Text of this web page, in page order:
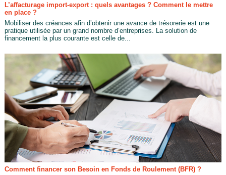
L’affacturage import-export : quels avantages ? Comment le mettre
en place ?
Mobiliser des créances afin d’obtenir une avance de trésorerie est une
pratique utilisée par un grand nombre d’entreprises. La solution de
financement la plus courante est celle de...
Comment financer son Besoin en Fonds de Roulement (BFR) ?